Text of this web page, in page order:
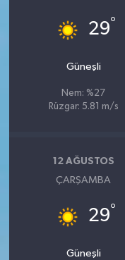
29°
Güneşli
Nem: %27
Rüzgar: 5.81 m/s
12 AĞUSTOS
ÇARŞAMBA
29°
Güneşli